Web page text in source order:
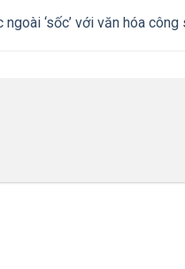
ngoài ‘sốc’ với văn hóa công